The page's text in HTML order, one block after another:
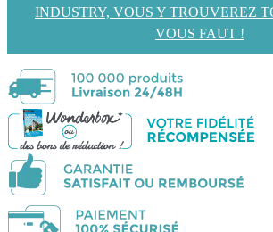
INDUSTRY, VOUS Y TROUVEREZ
VOUS FAUT !